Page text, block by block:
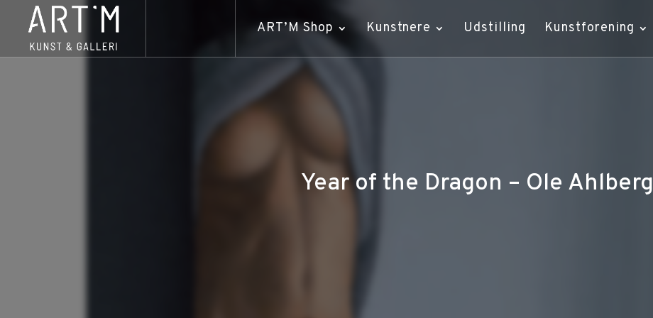
ART’M Shop Kunstnere Udstilling Kunstforening
Year of the Dragon – Ole Ahlberg